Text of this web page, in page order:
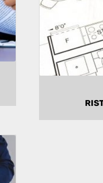
Aziende
servizio di